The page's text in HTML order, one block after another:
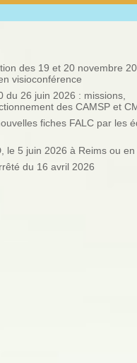
des 19 et 20 novembre
visioconférence
du 26 juin 2026 : missions,
des CAMSP et
fiches FALC par les
le 5 juin 2026 à Reims ou en
du 16 avril 2026